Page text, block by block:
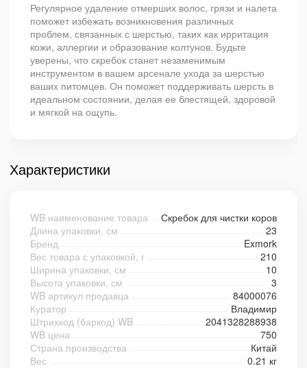
Регулярное удаление отмерших волос, грязи и налета
поможет избежать возникновения различных
проблем, связанных с шерстью, таких как ирритация
кожи, аллергии и образование колтунов. Будьте
уверены, что скребок станет незаменимым
инструментом в вашем арсенале ухода за шерстью
ваших питомцев. Он поможет поддерживать шерсть в
идеальном состоянии, делая ее блестящей, здоровой
и мягкой на ощупь.
Характеристики
WB наименование товара
Скребок для чистки коров
Длина упаковки, см
23
Бренд
Exmork
Вес товара с упаковкой, г
210
Ширина упаковки, см
10
Высота упаковки, см
3
WB артикул продавца
84000076
Куратор
Владимир
Штрихкод (баркод) WB
2041328288938
WB цена
750
Страна производства
Китай
Вес
0.21 кг